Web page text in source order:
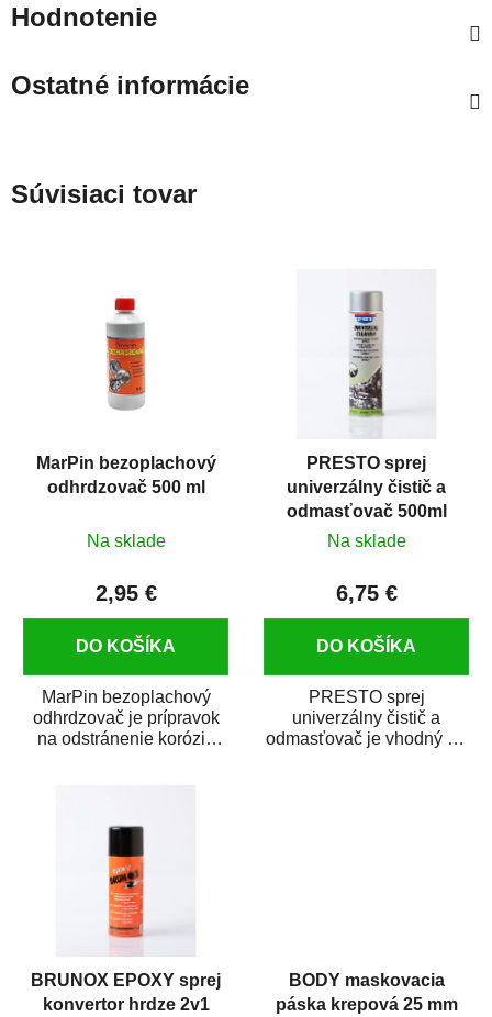
Hodnotenie
Ostatné informácie
Súvisiaci tovar
MarPin bezoplachový
odhrdzovač 500 ml
Na sklade
2,95 €
DO KOŠÍKA
MarPin bezoplachový
odhrdzovač je prípravok
na odstránenie korózie
PRESTO sprej
univerzálny čistič a
odmasťovač 500ml
Na sklade
6,75 €
DO KOŠÍKA
PRESTO sprej
univerzálny čistič a
odmasťovač je vhodný na
BRUNOX EPOXY sprej
konvertor hrdze 2v1
BODY maskovacia
páska krepová 25 mm